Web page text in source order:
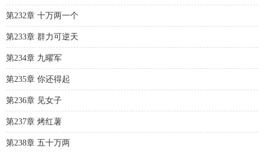
第232章 十万两一个
第233章 群力可逆天
第234章 九曜军
第235章 你还得起
第236章 见女子
第237章 烤红薯
第238章 五十万两